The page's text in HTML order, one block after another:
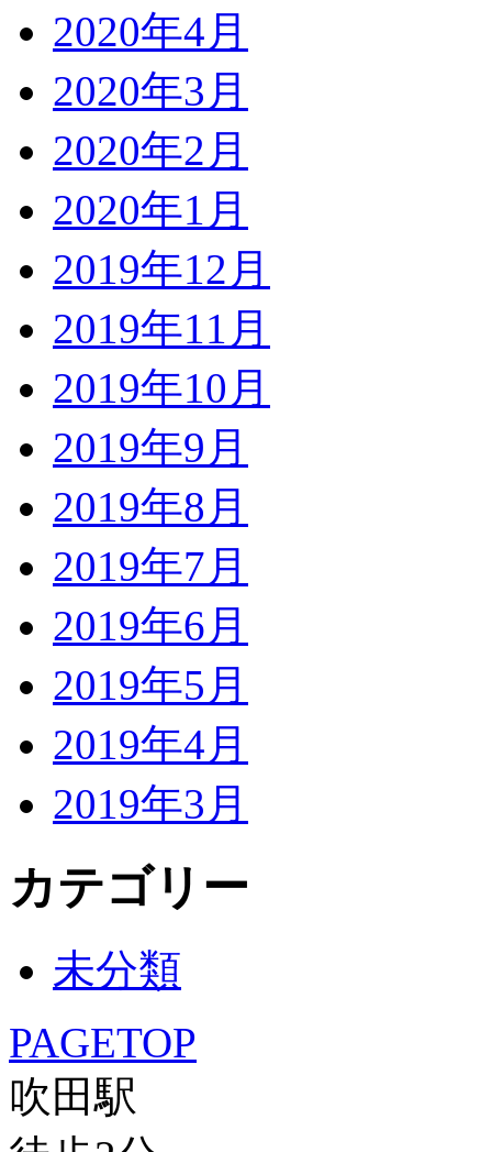
2020年4月
2020年3月
2020年2月
2020年1月
2019年12月
2019年11月
2019年10月
2019年9月
2019年8月
2019年7月
2019年6月
2019年5月
2019年4月
2019年3月
カテゴリー
未分類
PAGETOP
吹田駅